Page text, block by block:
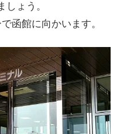
ょう。
函館に向かいます。